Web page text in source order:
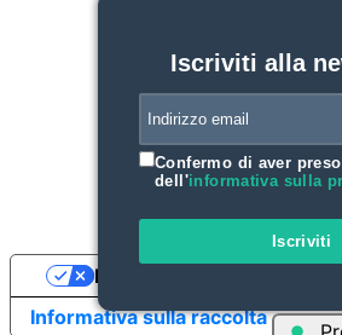
Iscriviti alla
Confermo di aver
dell'informativa sulla
Iscriviti
Informativa sulla raccolta
Le tue preferenze relative